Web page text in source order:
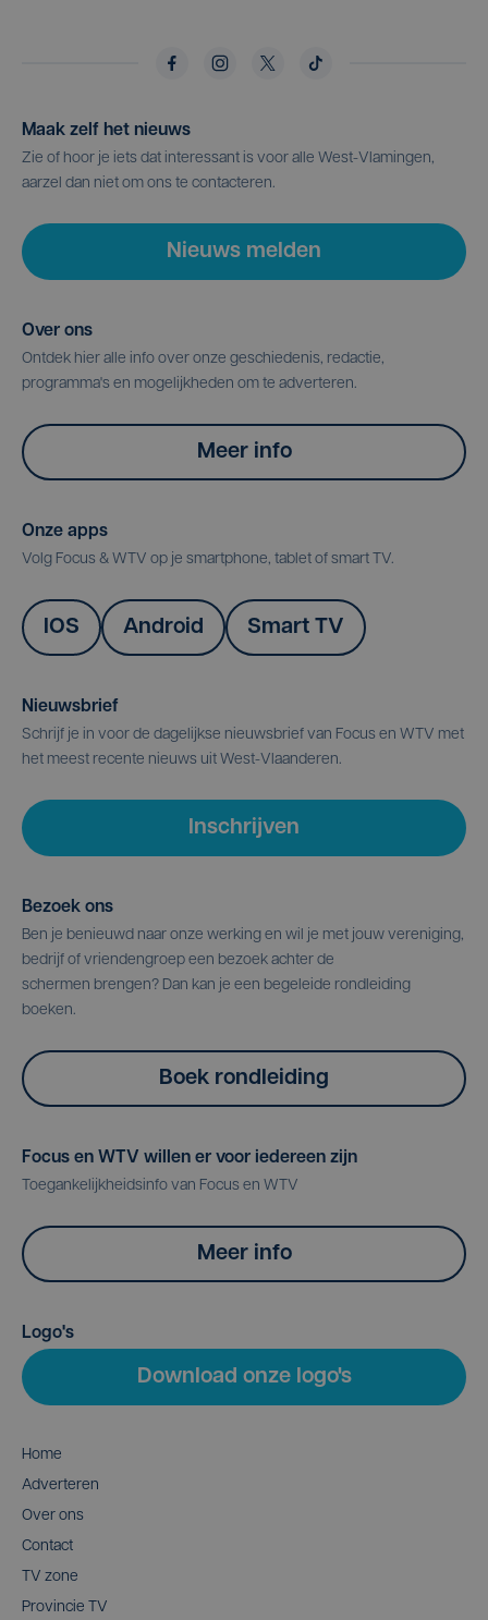
Maak zelf het nieuws
Zie of hoor je iets dat interessant is voor alle West-Vlamingen,
aarzel dan niet om ons te contacteren.
Nieuws melden
Over ons
Ontdek hier alle info over onze geschiedenis, redactie,
programma's en mogelijkheden om te adverteren.
Meer info
Onze apps
Volg Focus & WTV op je smartphone, tablet of smart TV.
IOS Android Smart TV
Nieuwsbrief
Schrijf je in voor de dagelijkse nieuwsbrief van Focus en WTV met
het meest recente nieuws uit West-Vlaanderen.
Inschrijven
Bezoek ons
Ben je benieuwd naar onze werking en wil je met jouw vereniging,
bedrijf of vriendengroep een bezoek achter de
schermen brengen? Dan kan je een begeleide rondleiding
boeken.
Boek rondleiding
Focus en WTV willen er voor iedereen zijn
Toegankelijkheidsinfo van Focus en WTV
Meer info
Logo's
Download onze logo's
Home
Adverteren
Over ons
Contact
TV zone
Provincie TV